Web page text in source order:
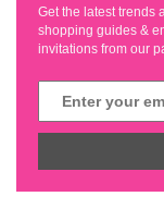
Get the latest trends
shopping guides &
invitations from our